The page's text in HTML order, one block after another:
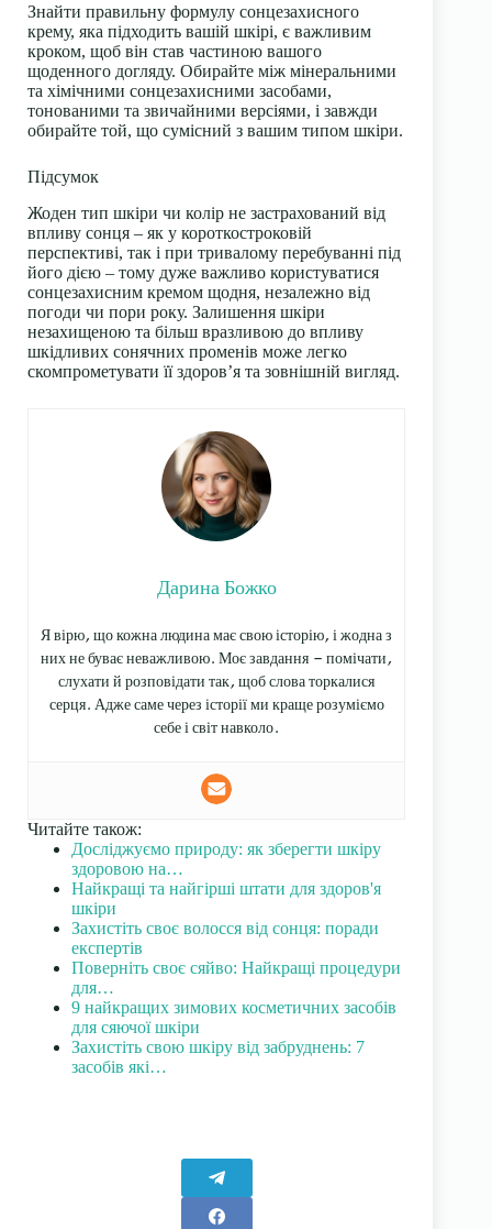
Знайти правильну формулу сонцезахисного
крему, яка підходить вашій шкірі, є важливим
кроком, щоб він став частиною вашого
щоденного догляду. Обирайте між мінеральними
та хімічними сонцезахисними засобами,
тонованими та звичайними версіями, і завжди
обирайте той, що сумісний з вашим типом шкіри.
Підсумок
Жоден тип шкіри чи колір не застрахований від
впливу сонця – як у короткостроковій
перспективі, так і при тривалому перебуванні під
його дією – тому дуже важливо користуватися
сонцезахисним кремом щодня, незалежно від
погоди чи пори року. Залишення шкіри
незахищеною та більш вразливою до впливу
шкідливих сонячних променів може легко
скомпрометувати її здоров’я та зовнішній вигляд.
Дарина Божко
Я вірю, що кожна людина має свою історію, і жодна з
них не буває неважливою. Моє завдання — помічати,
слухати й розповідати так, щоб слова торкалися
серця. Адже саме через історії ми краще розуміємо
себе і світ навколо.
Читайте також:
Досліджуємо природу: як зберегти шкіру
здоровою на…
Найкращі та найгірші штати для здоров'я
шкіри
Захистіть своє волосся від сонця: поради
експертів
Поверніть своє сяйво: Найкращі процедури
для…
9 найкращих зимових косметичних засобів
для сяючої шкіри
Захистіть свою шкіру від забруднень: 7
засобів які…